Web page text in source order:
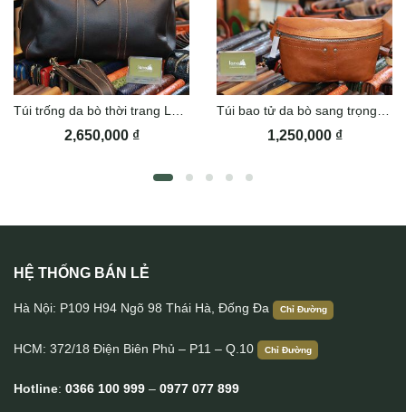
Túi bao tử da bò thời trang TDB016
2,650,000 ₫ 1,250,000 ₫
HỆ THỐNG BÁN LẺ
Hà Nội: P109 H94 Ngõ 98 Thái Hà, Đống Đa Chỉ Đường
HCM: 372/18 Điện Biên Phủ – P11 – Q.10 Chỉ Đường
Hotline: 0366 100 999 – 0977 077 899